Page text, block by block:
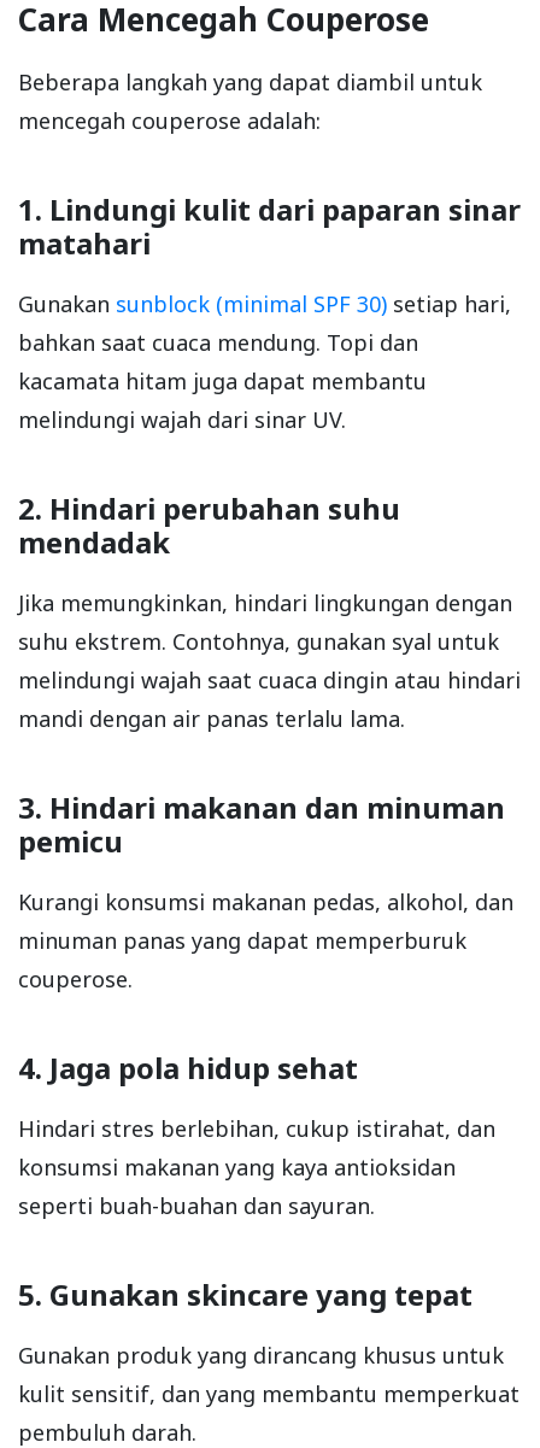
Cara Mencegah Couperose
Beberapa langkah yang dapat diambil untuk
mencegah couperose adalah:
1. Lindungi kulit dari paparan sinar
matahari
Gunakan sunblock (minimal SPF 30) setiap hari,
bahkan saat cuaca mendung. Topi dan
kacamata hitam juga dapat membantu
melindungi wajah dari sinar UV.
2. Hindari perubahan suhu
mendadak
Jika memungkinkan, hindari lingkungan dengan
suhu ekstrem. Contohnya, gunakan syal untuk
melindungi wajah saat cuaca dingin atau hindari
mandi dengan air panas terlalu lama.
3. Hindari makanan dan minuman
pemicu
Kurangi konsumsi makanan pedas, alkohol, dan
minuman panas yang dapat memperburuk
couperose.
4. Jaga pola hidup sehat
Hindari stres berlebihan, cukup istirahat, dan
konsumsi makanan yang kaya antioksidan
seperti buah-buahan dan sayuran.
5. Gunakan skincare yang tepat
Gunakan produk yang dirancang khusus untuk
kulit sensitif, dan yang membantu memperkuat
pembuluh darah.